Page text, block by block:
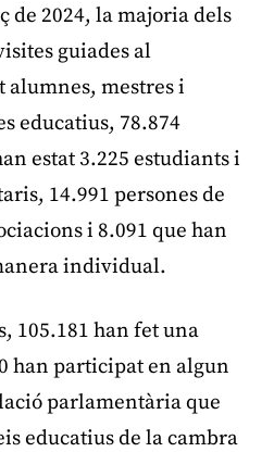
de 2024, la majoria dels
guiades al
alumnes, mestres i
educatius, 78.874
estat 3.225 estudiants i
14.991 persones de
i 8.091 que han
individual.
105.181 han fet una
han participat en algun
parlamentària que
educatius de la cambra